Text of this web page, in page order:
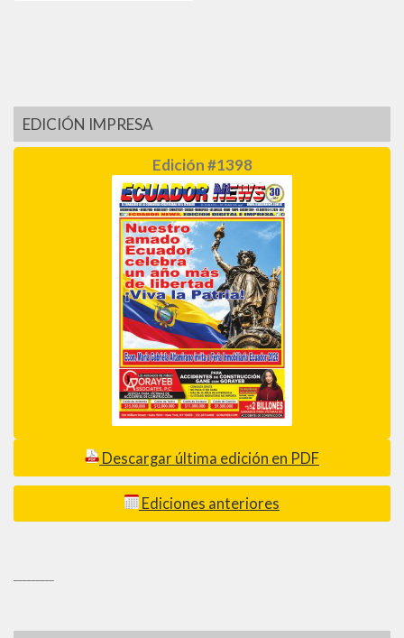
EDICIÓN IMPRESA
Edición #1398
Descargar última edición en PDF
Ediciones anteriores